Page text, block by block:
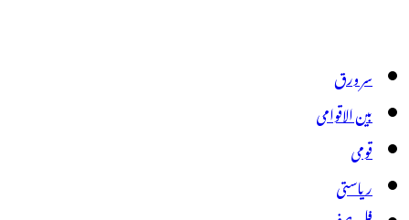
سر ورق
بین الاقوامی
قومی
ریاستی